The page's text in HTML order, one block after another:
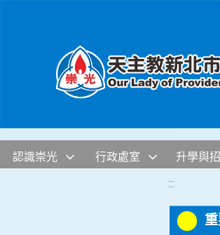
認識崇光 行政處室 升學與
:::